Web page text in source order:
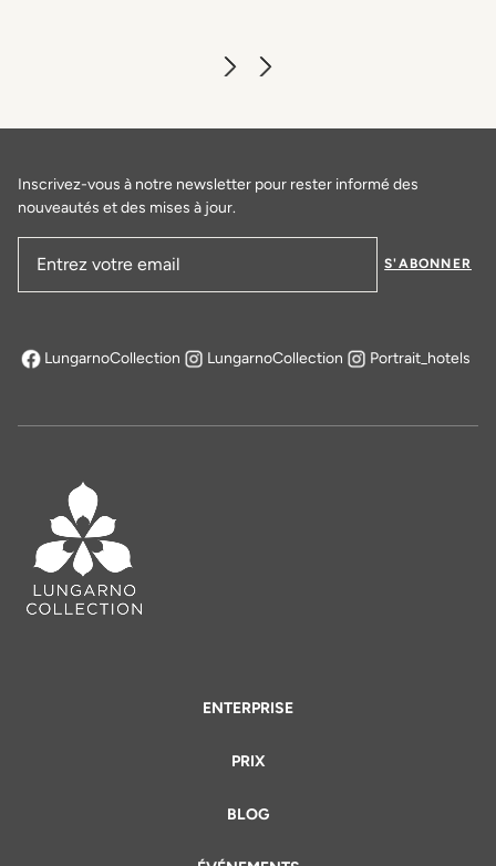
ENTERPRISE
PRIX
BLOG
Inscrivez-vous à notre newsletter pour rester informé des
nouveautés et des mises à jour.
S'ABONNER
LungarnoCollection
s'ouvre dans un nouvel onglet
LungarnoCollection Portrait_hotels